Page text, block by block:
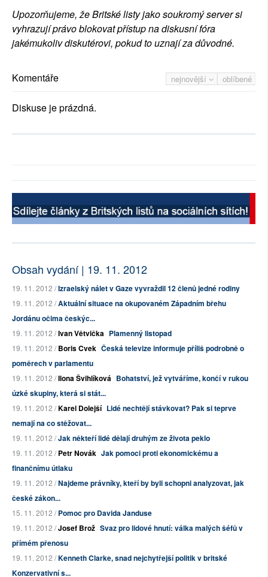
Upozorňujeme, že Britské listy jako soukromý server si
vyhrazují právo blokovat přístup na diskusní fóra
jakémukoliv diskutérovi, pokud to uznají za důvodné.
nejnovější oblíbené
Komentáře
Diskuse je prázdná.
Obsah vydání | 19. 11. 2012
19. 11. 2012 /Izraelský nálet v Gaze vyvraždil 12 členů jedné rodiny
19. 11. 2012 /Aktuální situace na okupovaném Západním břehu
Jordánu očima českýc...
19. 11. 2012 /Ivan Větvička Plamenný listopad
19. 11. 2012 /Boris Cvek Česká televize informuje příliš podrobně o
poměrech v parlamentu
19. 11. 2012 /Ilona Švihlíková Bohatství, jež vytváříme, končí v rukou
úzké skupiny, která si stát...
19. 11. 2012 /Karel Dolejší Lidé nechtějí stávkovat? Pak si teprve
nemají na co stěžovat...
19. 11. 2012 /Jak někteří lidé dělají druhým ze života peklo
19. 11. 2012 /Petr Novák Jak pomoci proti ekonomickému a
finančnímu útlaku
19. 11. 2012 /Najdeme právníky, kteří by byli schopni analyzovat, jak
české zákon...
15. 11. 2012 /Pomoc pro Davida Janduse
19. 11. 2012 /Josef Brož Svaz pro lidové hnutí: válka malých šéfů v
přímém přenosu
19. 11. 2012 /Kenneth Clarke, snad nejchytřejší politik v britské
Konzervativní s...